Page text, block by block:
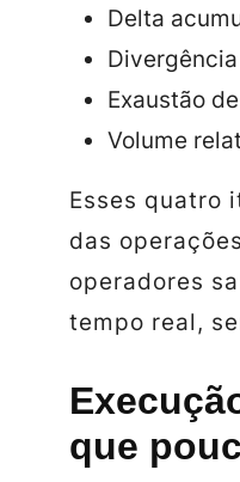
Delta
Exaustão
Volume
Esses quatro
das
operadores
tempo real,
que